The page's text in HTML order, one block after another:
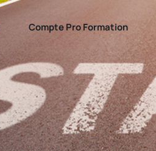
Compte Pro Formation